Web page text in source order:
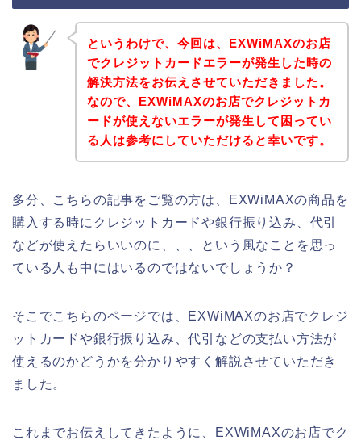
というわけで、今回は、EXWiMAXのお店
でクレジットカードエラーが発生した時の
解決方法をお伝えさせていただきました。
なので、EXWiMAXのお店でクレジットカ
ードが使えないエラーが発生して困ってい
る人は参考にしていただけると幸いです。
多分、こちらの記事をご覧の方は、EXWiMAXの商品を
購入する時にクレジットカードや銀行振り込み、代引
などが使えたらいいのに、、、という風なことを思っ
ている人も中にはいるのではないでしょうか？
そこでこちらのページでは、EXWiMAXのお店でクレジ
ットカードや銀行振り込み、代引などの支払い方法が
使えるのかどうかを分かりやすく解説させていただき
ました。
これまでお伝えしてきたように、EXWiMAXのお店でク